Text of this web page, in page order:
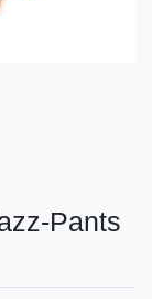
Pants